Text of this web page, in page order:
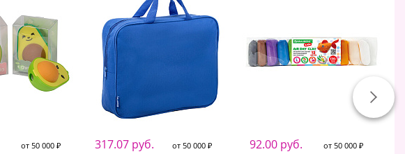
от 50 000 ₽ 317.07 руб. от 50 000 ₽ 92.00 руб. от 50 000 ₽